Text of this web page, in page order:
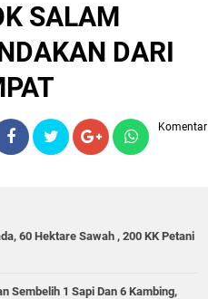
SALAM
DARI
Komentar
60 Hektare Sawah , 200 KK Petani
Sembelih 1 Sapi Dan 6 Kambing,